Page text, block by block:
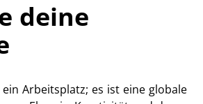
deine
Arbeitsplatz; es ist eine globale